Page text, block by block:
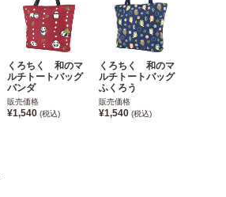
くろちく 和のマ
ルチトートバッグ
パンダ
販売価格
¥1,540(税込)
くろちく 和のマ
ルチトートバッグ
ふくろう
販売価格
¥1,540 (税込)